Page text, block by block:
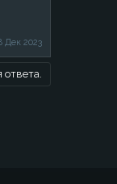
Дек 2023
ответа.